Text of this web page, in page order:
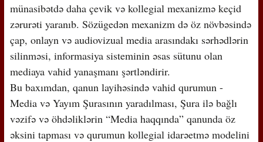
münasibətdə daha çevik və kollegial mexanizmə keçid
zərurəti yaranıb. Sözügedən mexanizm də öz növbəsində
çap, onlayn və audiovizual media arasındakı sərhədlərin
silinməsi, informasiya sisteminin əsas sütunu olan
mediaya vahid yanaşmanı şərtləndirir.
Bu baxımdan, qanun layihəsində vahid qurumun -
Media və Yayım Şurasının yaradılması, Şura ilə bağlı
vəzifə və öhdəliklərin “Media haqqında” qanunda öz
əksini tapması və qurumun kollegial idarəetmə modelini